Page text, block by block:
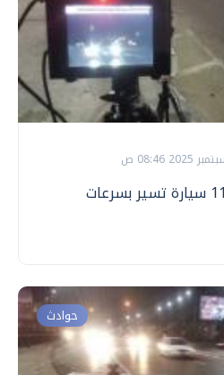
رادار المرور يلتقط 1143 سيارة تسير بسرعات
حوادث